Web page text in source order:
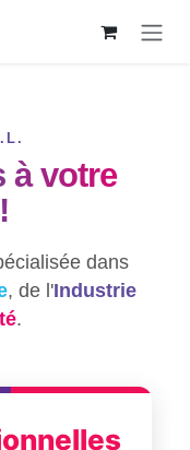
à votre
dans
, de l'Industrie
.